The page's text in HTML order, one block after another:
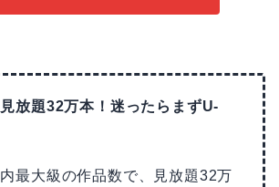
放題32万本！迷ったらまずU-
最大級の作品数で、見放題32万